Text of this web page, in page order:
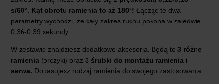
s/60°. Kąt obrotu ramienia to aż 180°! Łącząc te dwa
parametry wychodzi, że cały zakres ruchu pokona w zaledwie
0,36-0,39 sekundy.
W zestawie znajdziesz dodatkowe akcesoria. Będą to 3 różne
ramienia (orczyki) oraz 3 śrubki do montażu ramienia i
serwa. Dopasujesz rodzaj ramienia do swojego zastosowania.